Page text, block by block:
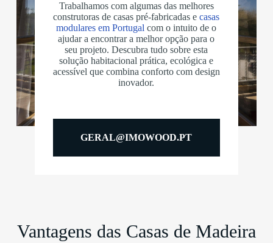
Trabalhamos com algumas das melhores
construtoras de casas pré-fabricadas ecasas
modulares em Portugal com o intuito de o
ajudar a encontrar a melhor opção para o
seu projeto. Descubra tudo sobre esta
solução habitacional prática, ecológica e
acessível que combina conforto com design
inovador.
GERAL@IMOWOOD.PT
Vantagens das Casas de Madeira